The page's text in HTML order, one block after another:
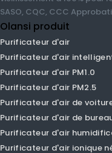
carrés, l'équipe de R & D
prfacessifs dans ODM, les
capacité de production!
production de masse! CE,
Approbation et ISO 9001:
Olansi produit